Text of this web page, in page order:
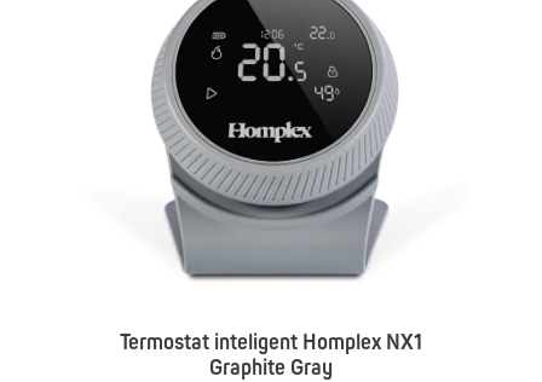
Termostat inteligent Homplex NX1
Graphite Gray